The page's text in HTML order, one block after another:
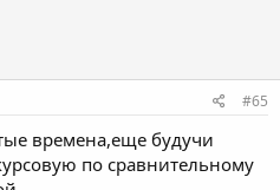
#65
времена,еще будучи
по сравнительному